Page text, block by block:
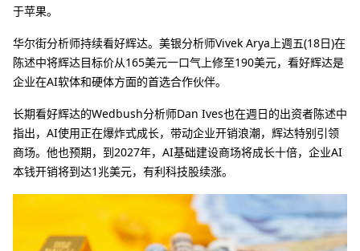
于苹果。
华尔街分析师持续看好辉达。美银分析师Vivek Arya上週五(18日)在
陈述中将辉达目标价从165美元一口气上修至190美元，看好辉达是
企业在AI软体和硬体方面的首选合作伙伴。
长期看好辉达的Wedbush分析师Dan Ives也在週日的出资者陈述中
指出，AI使用正在爆炸式成长，带动企业开销浪潮，辉达特别引领
商场。他也预期，到2027年，AI基础建设商场将成长十倍，企业AI
本钱开销将到达1兆美元，有利科技股续涨。